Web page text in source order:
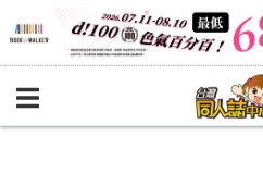
BOOKY書集倉庫